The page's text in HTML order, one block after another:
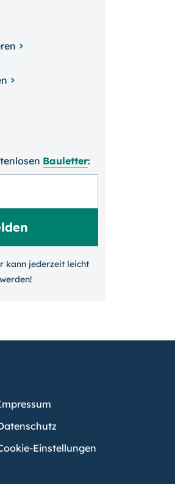
Bauletter:
kann jeder­zeit leicht
Einstellungen